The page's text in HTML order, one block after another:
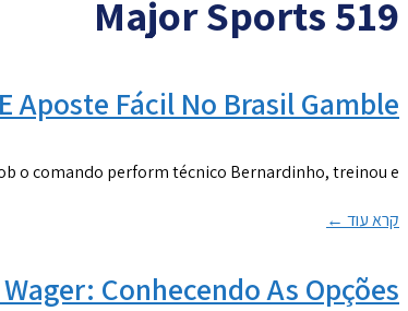
Major Sports 519
Aposte Fácil No Brasil Gamble
o comando perform técnico Bernardinho, treinou e
קרא עוד ←
Conhecendo As Opções